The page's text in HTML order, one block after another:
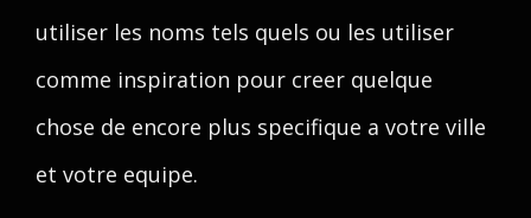
utiliser les noms tels quels ou les utiliser
comme inspiration pour creer quelque
chose de encore plus specifique a votre ville
et votre equipe.